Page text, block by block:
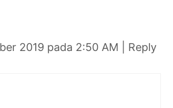
2019 pada 2:50 AM
Reply